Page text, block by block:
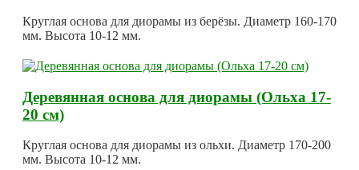
Круглая основа для диорамы из берёзы. Диаметр 160-170
мм. Высота 10-12 мм.
Деревянная основа для диорамы (Ольха 17-
20 см)
Круглая основа для диорамы из ольхи. Диаметр 170-200
мм. Высота 10-12 мм.